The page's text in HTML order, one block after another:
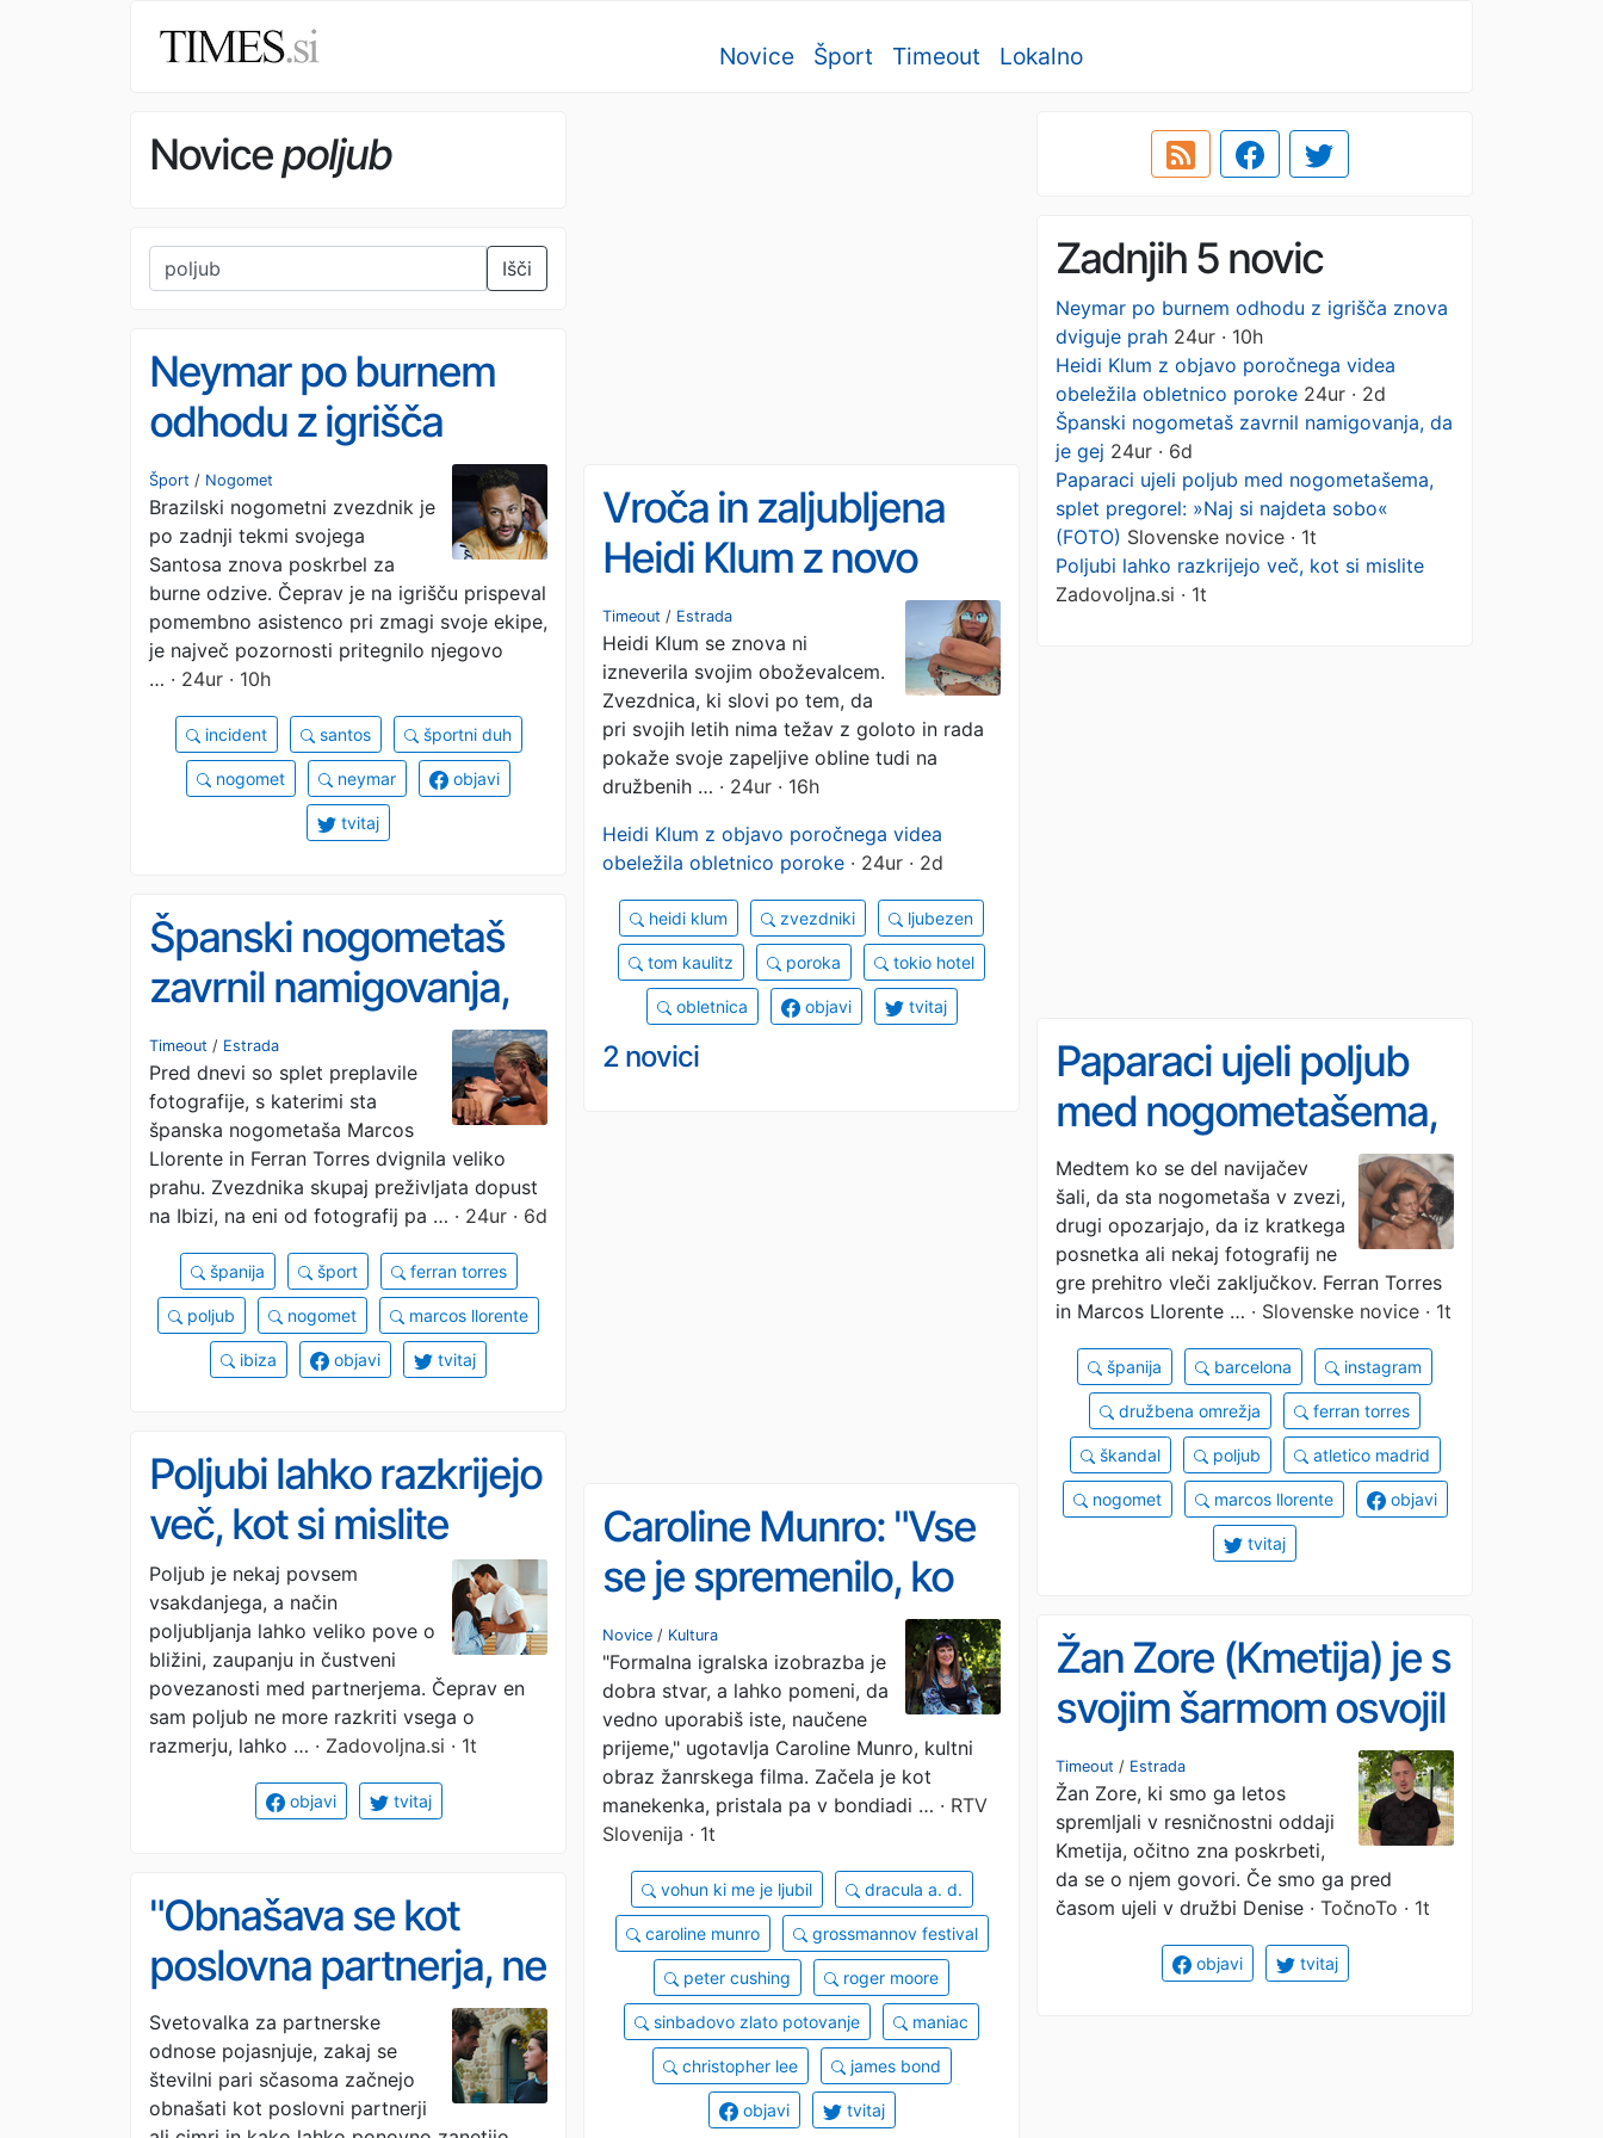
Novice Šport Timeout Lokalno
Novicepoljub
Išči Zadnjih 5 novic
Neymar po burnem odhodu z igrišča znova
dviguje prah 24ur · 10h
Heidi Klum z objavo poročnega videa
obeležila obletnico poroke 24ur · 2d
Španski nogometaš zavrnil namigovanja, da
je gej 24ur · 6d
Paparaci ujeli poljub med nogometašema,
splet pregorel: »Naj si najdeta sobo«
(FOTO) Slovenske novice · 1t
Poljubi lahko razkrijejo več, kot si mislite
Zadovoljna.si · 1t
Neymar po burnem
odhodu z igrišča
znova dviguje prah
Šport / Nogomet
Brazilski nogometni zvezdnik je
po zadnji tekmi svojega
Santosa znova poskrbel za
burne odzive. Čeprav je na igrišču prispeval
pomembno asistenco pri zmagi svoje ekipe,
je največ pozornosti pritegnilo njegovo
… · 24ur · 10h
incident santos športni duh
nogomet neymar objavi
tvitaj
Vroča in zaljubljena
Heidi Klum z novo
objavo znova buri
domišljijo
Timeout / Estrada
Heidi Klum se znova ni
izneverila svojim oboževalcem.
Zvezdnica, ki slovi po tem, da
pri svojih letih nima težav z goloto in rada
pokaže svoje zapeljive obline tudi na
družbenih … · 24ur · 16h
Heidi Klum z objavo poročnega videa
obeležila obletnico poroke · 24ur · 2d
heidi klum zvezdniki ljubezen
tom kaulitz poroka tokio hotel
obletnica objavi tvitaj
2 novici
Španski nogometaš
zavrnil namigovanja,
da je gej
Timeout / Estrada
Pred dnevi so splet preplavile
fotografije, s katerimi sta
španska nogometaša Marcos
Llorente in Ferran Torres dvignila veliko
prahu. Zvezdnika skupaj preživljata dopust
na Ibizi, na eni od fotografij pa … · 24ur · 6d
španija šport ferran torres
poljub nogomet marcos llorente
ibiza objavi tvitaj
Paparaci ujeli poljub
med nogometašema,
splet pregorel: »Naj si
najdeta sobo« (FOTO)
Medtem ko se del navijačev
šali, da sta nogometaša v zvezi,
drugi opozarjajo, da iz kratkega
posnetka ali nekaj fotografij ne
gre prehitro vleči zaključkov. Ferran Torres
in Marcos Llorente … · Slovenske novice · 1t
španija barcelona instagram
družbena omrežja ferran torres
škandal poljub atletico madrid
nogomet marcos llorente objavi
tvitaj
Poljubi lahko razkrijejo
več, kot si mislite
Poljub je nekaj povsem
vsakdanjega, a način
poljubljanja lahko veliko pove o
bližini, zaupanju in čustveni
povezanosti med partnerjema. Čeprav en
sam poljub ne more razkriti vsega o
razmerju, lahko … · Zadovoljna.si · 1t
objavi tvitaj
Caroline Munro: "Vse
se je spremenilo, ko
me je ugriznil
Christopher Lee"
Novice / Kultura
"Formalna igralska izobrazba je
dobra stvar, a lahko pomeni, da
vedno uporabiš iste, naučene
prijeme," ugotavlja Caroline Munro, kultni
obraz žanrskega filma. Začela je kot
manekenka, pristala pa v bondiadi … · RTV
Slovenija · 1t
vohun ki me je ljubil dracula a. d.
caroline munro grossmannov festival
peter cushing roger moore
sinbadovo zlato potovanje maniac
christopher lee james bond
objavi tvitaj
Žan Zore (Kmetija) je s
svojim šarmom osvojil
še eno zelo znano
lepotico. Skupaj sta ...
Timeout / Estrada
Žan Zore, ki smo ga letos
spremljali v resničnostni oddaji
Kmetija, očitno zna poskrbeti,
da se o njem govori. Če smo ga pred
časom ujeli v družbi Denise · TočnoTo · 1t
objavi tvitaj
"Obnašava se kot
poslovna partnerja, ne
več kot ljubimca":
strokovnjakinja
pojasnjuje, zakaj v
Svetovalka za partnerske
odnose pojasnjuje, zakaj se
številni pari sčasoma začnejo
obnašati kot poslovni partnerji